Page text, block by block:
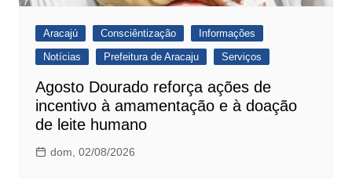
Aracajú Consciêntização
Informações
Notícias
Prefeitura de Aracaju Serviços
Agosto Dourado reforça ações de
incentivo à amamentação e à doação
de leite humano
dom, 02/08/2026